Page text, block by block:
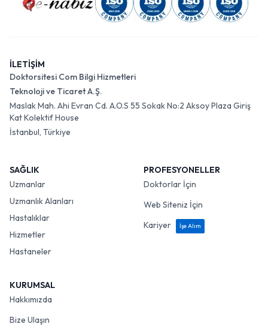
İLETİŞİM
Doktorsitesi Com Bilgi Hizmetleri
Teknoloji ve Ticaret A.Ş.
Maslak Mah. Ahi Evran Cd. A.O.S 55 Sokak No:2 Aksoy Plaza Giriş
Kat Kolektif House
İstanbul, Türkiye
SAĞLIK
Uzmanlar
Uzmanlık Alanları
Hastalıklar
Hizmetler
Hastaneler
PROFESYONELLER
Doktorlar İçin
Web Siteniz İçin
Kariyer
İşe Alım
KURUMSAL
Hakkımızda
Bize Ulaşın